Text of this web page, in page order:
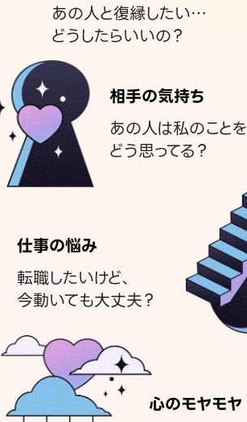
あの人と復縁したい…
どうしたらいいの？
相手の気持ち
あの人は私のことを
どう思ってる？
仕事の悩み
転職したいけど、
今動いても大丈夫？
心のモヤモヤ